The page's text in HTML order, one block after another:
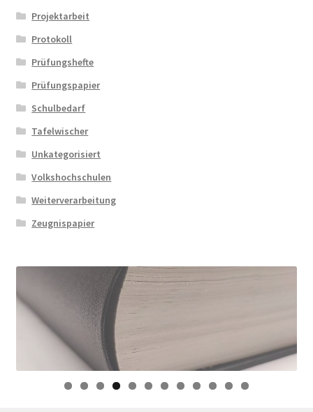
Projektarbeit
Protokoll
Prüfungshefte
Prüfungspapier
Schulbedarf
Tafelwischer
Unkategorisiert
Volkshochschulen
Weiterverarbeitung
Zeugnispapier
0 1 2